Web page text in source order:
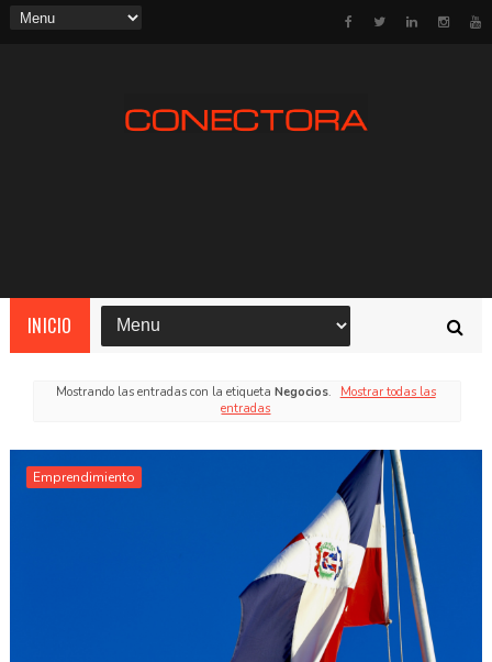
INICIO
Mostrando las entradas con la etiquetaNegocios.
Mostrar todas las
entradas
Emprendimiento